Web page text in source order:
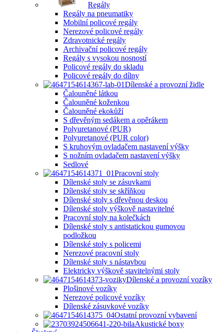
Regály
Regály na pneumatiky
Mobilní policové regály
Nerezové policové regály
Zdravotnické regály
Archivační policové regály
Regály s vysokou nosností
Policové regály do skladu
Policové regály do dílny
Dílenské a provozní židle
Čalouněné látkou
Čalouněné koženkou
Čalouněné ekokůží
S dřevěným sedákem a opěrákem
Polyuretanové (PUR)
Polyuretanové (PUR color)
S kruhovým ovladačem nastavení výšky
S nožním ovladačem nastavení výšky
Sedlové
Pracovní stoly
Dílenské stoly se zásuvkami
Dílenské stoly se skříňkou
Dílenské stoly s dřevěnou deskou
Dílenské stoly výškově nastavitelné
Pracovní stoly na kolečkách
Dílenské stoly s antistatickou gumovou
podložkou
Dílenské stoly s policemi
Nerezové pracovní stoly
Dílenské stoly s nástavbou
Elektricky výškově stavitelnými stoly
Dílenské a provozní vozíky
Plošinové vozíky
Nerezové policové vozíky
Dílenské zásuvkové vozíky
Ostatní provozní vybavení
Akustické boxy